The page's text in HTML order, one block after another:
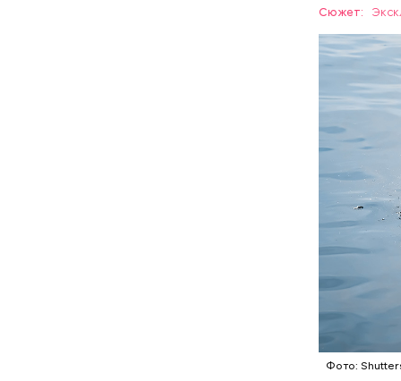
Сюжет:
Фото:
— Очень
когда
этих
назад о
вполне
Часы